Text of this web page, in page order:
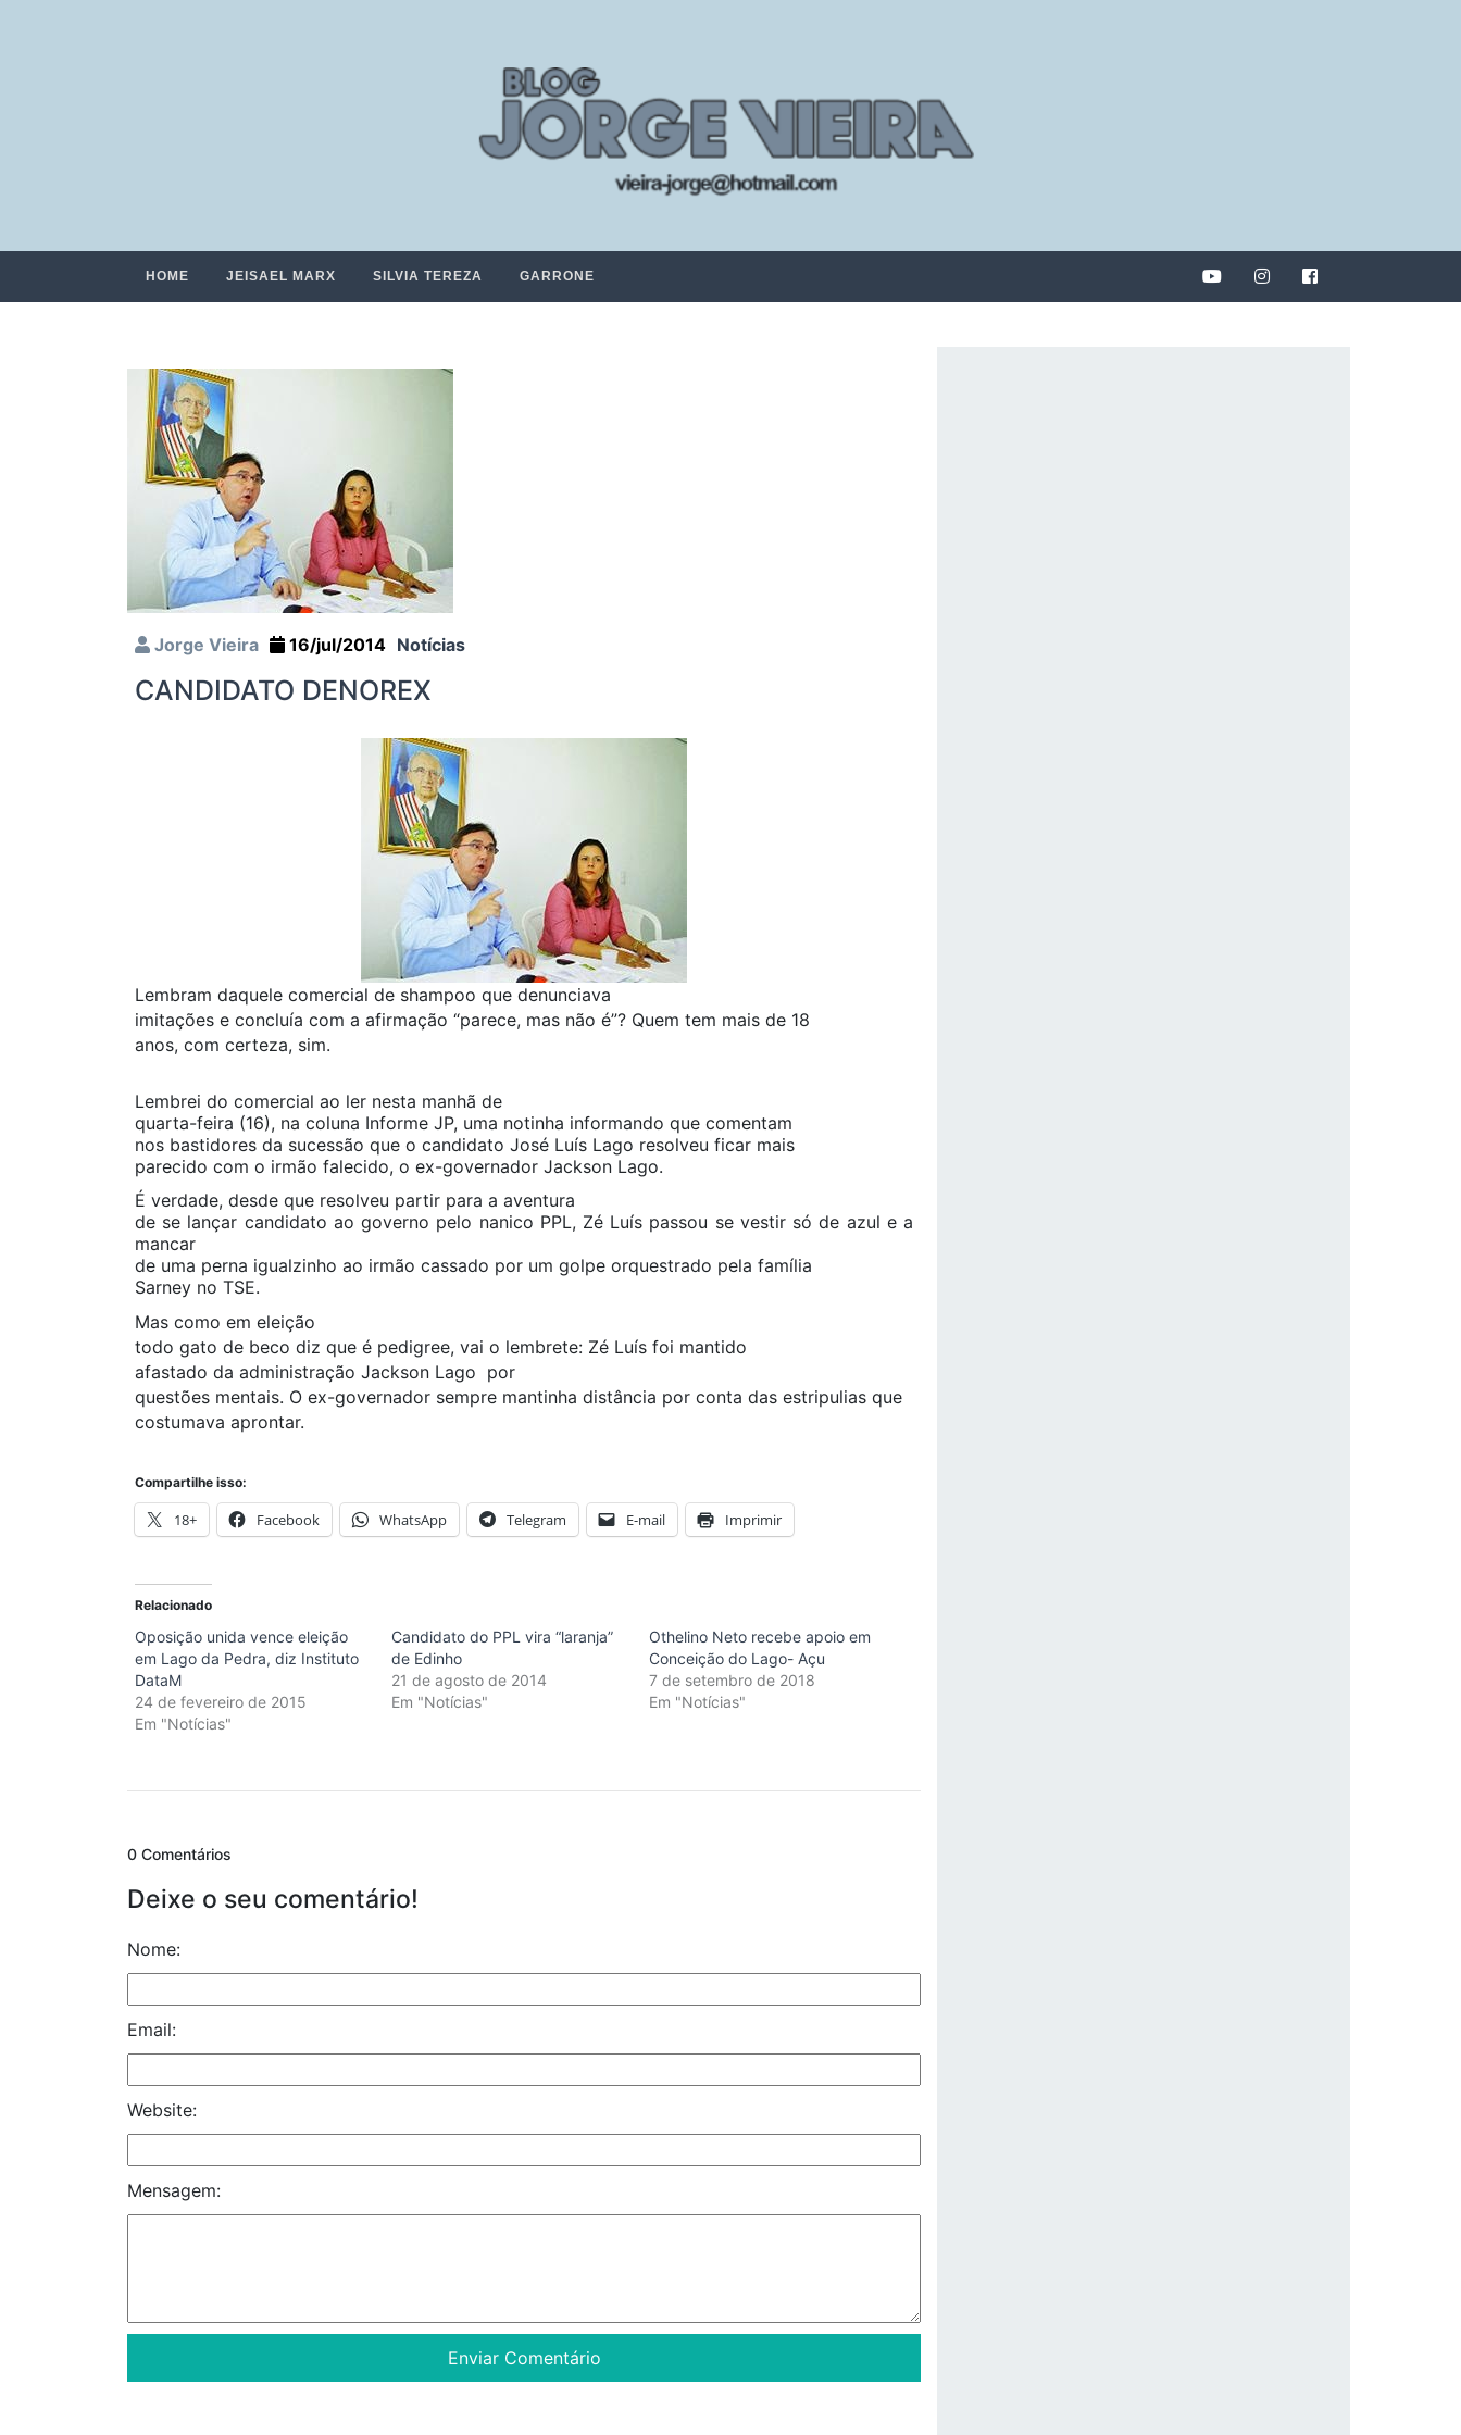
HOME JEISAEL MARX SILVIA TEREZA GARRONE
Jorge Vieira 16/jul/2014 Notícias
CANDIDATO DENOREX
Lembram daquele comercial de shampoo que denunciava
imitações e concluía com a afirmação “parece, mas não é”? Quem tem mais de 18
anos, com certeza, sim.
Lembrei do comercial ao ler nesta manhã de
quarta-feira (16), na coluna Informe JP, uma notinha informando que comentam
nos bastidores da sucessão que o candidato José Luís Lago resolveu ficar mais
parecido com o irmão falecido, o ex-governador Jackson Lago.
É verdade, desde que resolveu partir para a aventura
de se lançar candidato ao governo pelo nanico PPL, Zé Luís passou se vestir só de azul e a
mancar
de uma perna igualzinho ao irmão cassado por um golpe orquestrado pela família
Sarney no TSE.
Mas como em eleição
todo gato de beco diz que é pedigree, vai o lembrete: Zé Luís foi mantido
afastado da administração Jackson Lago por
questões mentais. O ex-governador sempre mantinha distância por conta das estripulias que
costumava aprontar.
Compartilhe isso:
18+ Facebook WhatsApp Telegram E-mail Imprimir
Relacionado
Oposição unida vence eleição
em Lago da Pedra, diz Instituto
DataM
24 de fevereiro de 2015
Em "Notícias"
Candidato do PPL vira “laranja”
de Edinho
21 de agosto de 2014
Em "Notícias"
Othelino Neto recebe apoio em
Conceição do Lago- Açu
7 de setembro de 2018
Em "Notícias"
0 Comentários
Deixe o seu comentário!
Nome:
Email:
Website:
Mensagem: